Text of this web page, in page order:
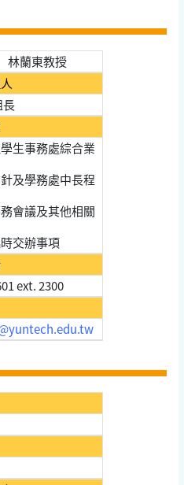
林蘭東教授
長
生事務處綜合業
及學務處中長程
會議及其他相關
交辦事項
ext. 2300